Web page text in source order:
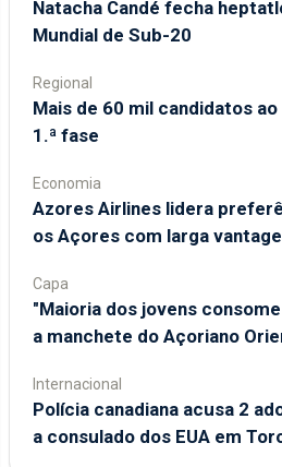
Natacha Candé fecha
Mundial de Sub-20
Regional
Mais de 60 mil candidatos
1.ª fase
Economia
Azores Airlines lidera
os Açores com larga
Capa
"Maioria dos jovens
a manchete do Açoriano
Internacional
Polícia canadiana acusa 2
a consulado dos EUA em